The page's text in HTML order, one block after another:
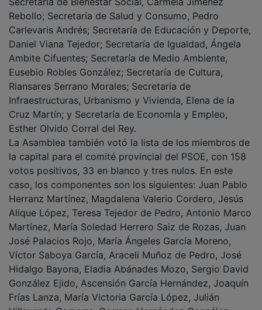
Rebollo; Secretaría de Salud y Consumo, Pedro
Carlevaris Andrés; Secretaría de Educación y Deporte,
Daniel Viana Tejedor; Secretaría de Igualdad, Ángela
Ambite Cifuentes; Secretaría de Medio Ambiente,
Eusebio Robles González; Secretaría de Cultura,
Riansares Serrano Morales; Secretaría de
Infraestructuras, Urbanismo y Vivienda, Elena de la
Cruz Martín; y Secretaría de Economía y Empleo,
Esther Olvido Corral del Rey.
La Asamblea también votó la lista de los miembros de
la capital para el comité provincial del PSOE, con 158
votos positivos, 33 en blanco y tres nulos. En este
caso, los componentes son los siguientes: Juan Pablo
Herranz Martínez, Magdalena Valerio Cordero, Jesús
Alique López, Teresa Tejedor de Pedro, Antonio Marco
Martínez, María Soledad Herrero Saiz de Rozas, Juan
José Palacios Rojo, María Ángeles García Moreno,
Víctor Saboya García, Araceli Muñoz de Pedro, José
Hidalgo Bayona, Eladia Abánades Mozo, Sergio David
González Ejido, Ascensión García Hernández, Joaquín
Frías Lanza, María Victoria García López, Julián
Villaverde Gamarra, Carmen Hernández González,